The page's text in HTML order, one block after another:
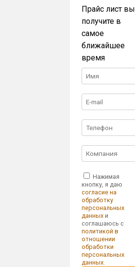
Прайс лист вы
получите в
самое
ближайшее
время
Нажимая
кнопку, я даю
согласие на
обработку
персональных
данных и
соглашаюсь с
политикой в
отношении
обработки
персональных
данных.